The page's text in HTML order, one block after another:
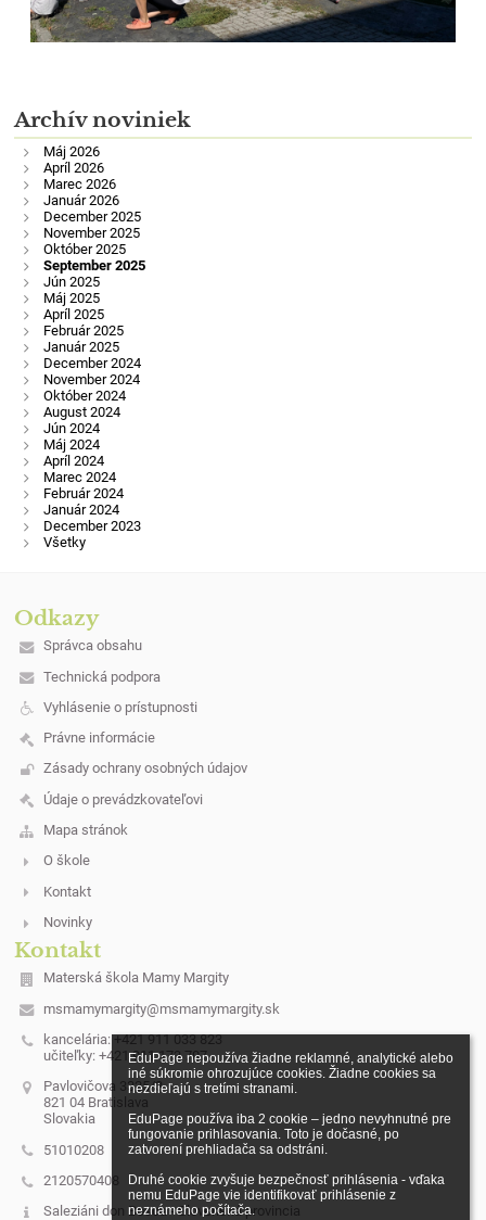
EduPage nepoužíva žiadne reklamné, analytické alebo
iné súkromie ohrozujúce cookies. Žiadne cookies sa
nezdieľajú s tretími stranami.
EduPage používa iba 2 cookie – jedno nevyhnutné pre
fungovanie prihlasovania. Toto je dočasné, po
zatvorení prehliadača sa odstráni.
Druhé cookie zvyšuje bezpečnosť prihlásenia - vďaka
nemu EduPage vie identifikovať prihlásenie z
neznámeho počítača.
Archív noviniek
Máj 2026
Apríl 2026
Marec 2026
Január 2026
December 2025
November 2025
Október 2025
September 2025
Jún 2025
Máj 2025
Apríl 2025
Február 2025
Január 2025
December 2024
November 2024
Október 2024
August 2024
Jún 2024
Máj 2024
Apríl 2024
Marec 2024
Február 2024
Január 2024
December 2023
Všetky
Odkazy
Správca obsahu
Technická podpora
Vyhlásenie o prístupnosti
Právne informácie
Zásady ochrany osobných údajov
Údaje o prevádzkovateľovi
Mapa stránok
O škole
Kontakt
Novinky
Kontakt
Materská škola Mamy Margity
msmamymargity@msmamymargity.sk
kancelária: +421 911 033 823
učiteľky: +421 911 173 707
Pavlovičova 3325/3
821 04 Bratislava
Slovakia
51010208
2120570408
Saleziáni don Bosca - Slovenská provincia